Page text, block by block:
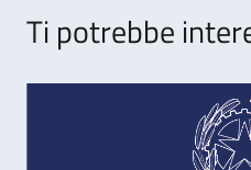
Ti potrebbe